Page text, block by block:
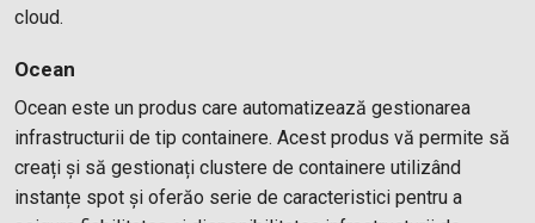
cloud.
Ocean
Ocean este un produs care automatizează gestionarea
infrastructurii de tip containere. Acest produs vă permite să
creați și să gestionați clustere de containere utilizând
instanțe spot și oferăo serie de caracteristici pentru a